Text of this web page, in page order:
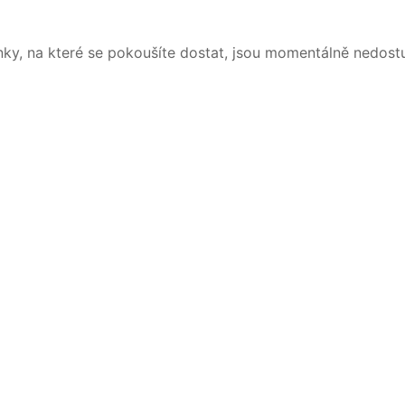
na které se pokoušíte dostat, jsou momentálně